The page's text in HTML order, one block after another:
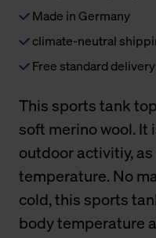
Made in Germany
climate-neutral
Free standard
This sports tank
soft merino wool. It
outdoor activitiy,
temperature. No
cold, this sports
body temperature